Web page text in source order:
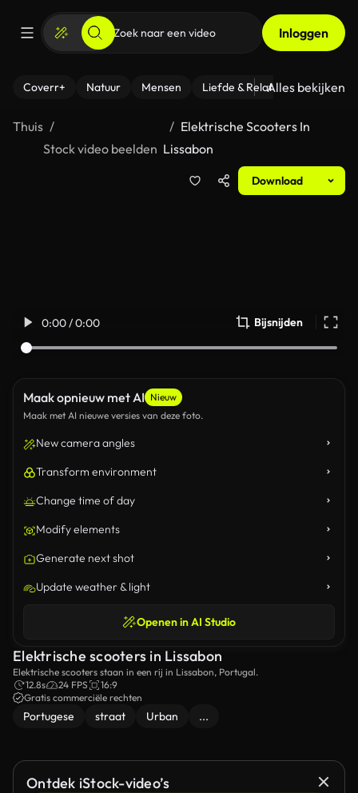
Inloggen
Coverr+ Natuur Mensen Liefde & Relaties - Fitness
Alles bekijken
Thuis
Stock video beelden
Elektrische Scooters In
Lissabon
Download
0:00 / 0:00 Bijsnijden
Maak opnieuw met AI Nieuw
Maak met AI nieuwe versies van deze foto.
New camera angles
Transform environment
Change time of day
Modify elements
Generate next shot
Update weather & light
Openen in AI Studio
Elektrische scooters in Lissabon
Elektrische scooters staan in een rij in Lissabon, Portugal.
12.8s
24 FPS
16:9
Gratis commerciële rechten
Portugese straat Urban ...
Ontdek iStock-video’s